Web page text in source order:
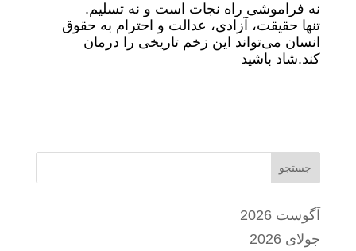
نه فراموشی راه نجات است و نه تسلیم.
تنها حقیقت، آزادی، عدالت و احترام به حقوق
انسان می‌تواند این زخم تاریخی را درمان
کند.شاد باشید
جستجو
آگوست 2026
جولای 2026